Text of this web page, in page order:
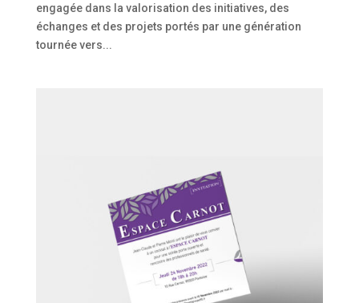
engagée dans la valorisation des initiatives, des
échanges et des projets portés par une génération
tournée vers...